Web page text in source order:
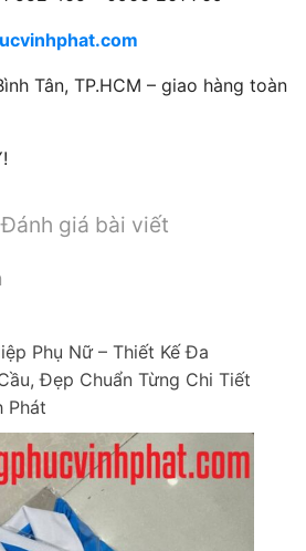
Tân, TP.HCM – giao hàng toàn
Đánh giá bài viết
Phụ Nữ – Thiết Kế Đa
Đẹp Chuẩn Từng Chi Tiết
Phát